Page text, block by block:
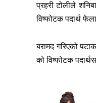
प्रहरी टोलीले
विष्फोटक पदार्थ
बरामद गरिएको
को विष्फोटक